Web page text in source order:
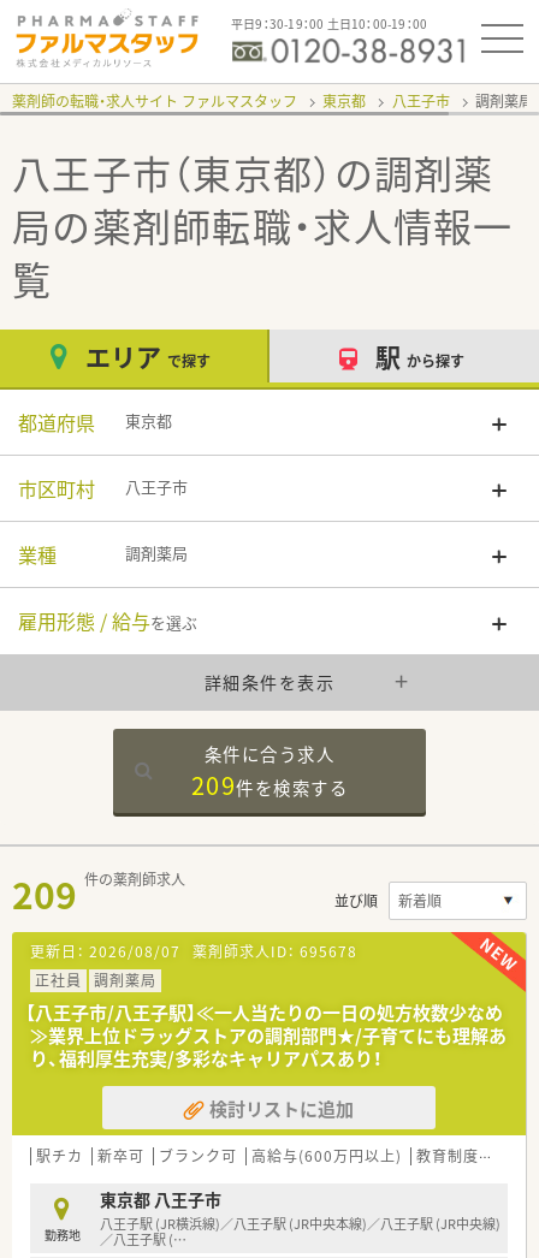
平日9：30-19：00 土日10：00-19：00
薬剤師の転職・求人サイト ファルマスタッフ 東京都 八王子市 調剤薬局
八王子市（東京都）の調剤薬
局の薬剤師転職・求人情報一
覧
エリア で探す 駅 から探す
都道府県 東京都
市区町村 八王子市
業種 調剤薬局
雇用形態 / 給与を選ぶ
詳細条件を表示
条件に合う求人
209件を検索する
209 件の薬剤師求人
並び順
更新日： 2026/08/07 薬剤師求人ID： 695678
正社員
調剤薬局
【八王子市/八王子駅】≪一人当たりの一日の処方枚数少なめ
≫業界上位ドラッグストアの調剤部門★/子育てにも理解あ
り、福利厚生充実/多彩なキャリアパスあり！
検討リストに追加
駅チカ 新卒可 ブランク可 高給与(600万円以上) 教育制度あり
勤務地
東京都 八王子市
八王子駅 (JR横浜線)／八王子駅 (JR中央本線)／八王子駅 (JR中央線)
／八王子駅 (…